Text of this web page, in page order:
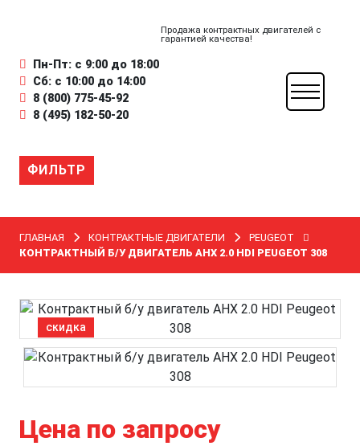
Продажа контрактных двигателей с
гарантией качества!
Пн-Пт: с 9:00 до 18:00
Сб: с 10:00 до 14:00
8 (800) 775-45-92
8 (495) 182-50-20
ФИЛЬТР
ГЛАВНАЯ КОНТРАКТНЫЕ ДВИГАТЕЛИ
PEUGEOT
КОНТРАКТНЫЙ Б/У ДВИГАТЕЛЬ AHX 2.0 HDI PEUGEOT 308
скидка
Цена по запросу